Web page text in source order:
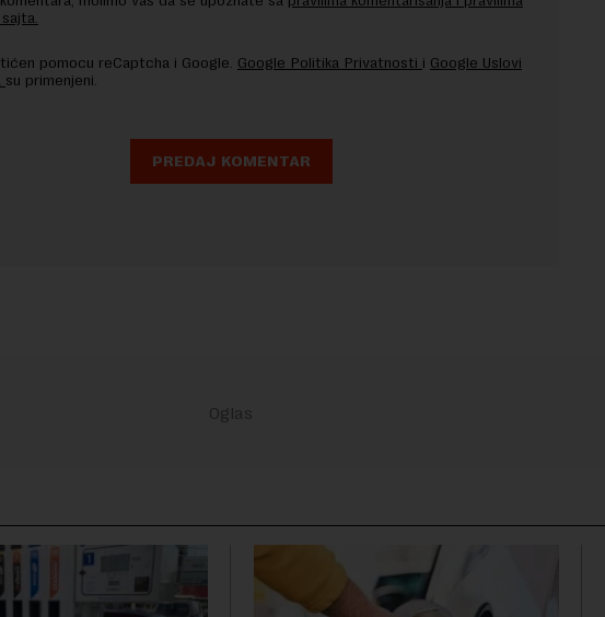
pomocu reCaptcha i Google. Google Politika Privatnosti i Google Uslovi
su primenjeni.